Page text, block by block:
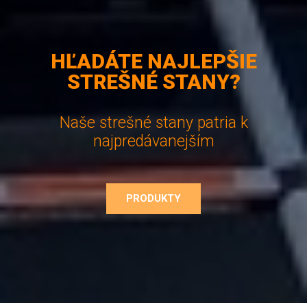
HĽADÁTE NAJLEPŠIE
STREŠNÉ STANY?
Naše strešné stany patria k
najpredávanejším
PRODUKTY